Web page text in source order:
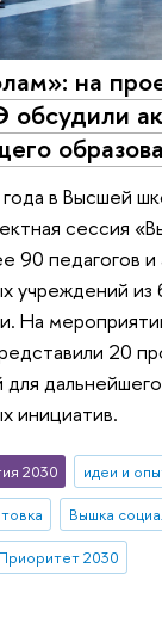
на
в Высшей
сессия
90 педагогов
учреждений
На
20
дальнейшего
инициатив.
2030 идеи и
Вышка
2030